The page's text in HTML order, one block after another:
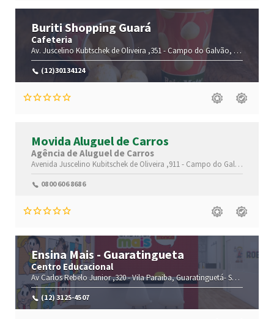
Buriti Shopping Guará
Cafeteria
Av. Juscelino Kubtschek de Oliveira ,351 -Campo do Galvão,
(12)30134124
Movida Aluguel de Carros
Agência de Aluguel de Carros
Avenida Juscelino Kubitschek de Oliveira ,911 - Campo do Galvão,
0800 606 8686
Ensina Mais - Guaratingueta
Centro Educacional
Av Carlos Rebelo Junior ,320 -Vila Paraiba,Guaratinguetá-São Paulo(SP)
(12) 3125-4507